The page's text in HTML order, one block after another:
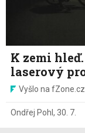
K zemi
laserový
Vyšlo na fZone.cz
Ondřej Pohl , 30. 7.